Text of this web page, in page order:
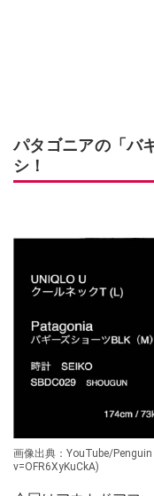
パタゴニアの「バ
シ！
画像出典：YouTube/
v=OFR6XyKuCkA)